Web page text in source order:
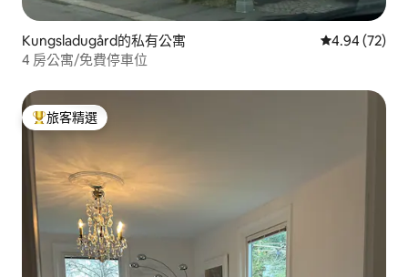
Kungsladugård的私有公寓 從 72 則評價
4.94 (72)
4 房公寓/免費停車位
旅客精選榜首
旅客精選